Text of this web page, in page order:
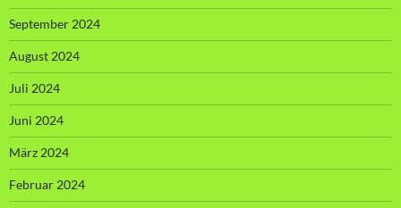
September 2024
August 2024
Juli 2024
Juni 2024
März 2024
Februar 2024